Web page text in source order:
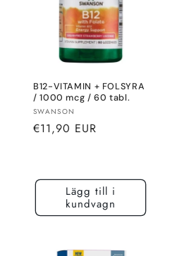
B12-VITAMIN + FOLSYRA
/ 1000 mcg / 60 tabl.
Säljare:
SWANSON
Normalt
€11,90 EUR
Lägg till i
kundvagn